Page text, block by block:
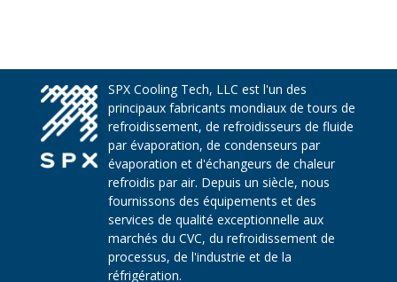
SPX Cooling Tech, LLC est l'un des
principaux fabricants mondiaux de tours de
refroidissement, de refroidisseurs de fluide
par évaporation, de condenseurs par
évaporation et d'échangeurs de chaleur
refroidis par air. Depuis un siècle, nous
fournissons des équipements et des
services de qualité exceptionnelle aux
marchés du CVC, du refroidissement de
processus, de l'industrie et de la
réfrigération.